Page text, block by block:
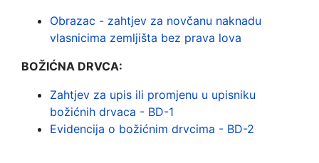
Obrazac - zahtjev za novčanu naknadu
vlasnicima zemljišta bez prava lova
BOŽIĆNA DRVCA:
Zahtjev za upis ili promjenu u upisniku
božićnih drvaca - BD-1
Evidencija o božićnim drvcima - BD-2